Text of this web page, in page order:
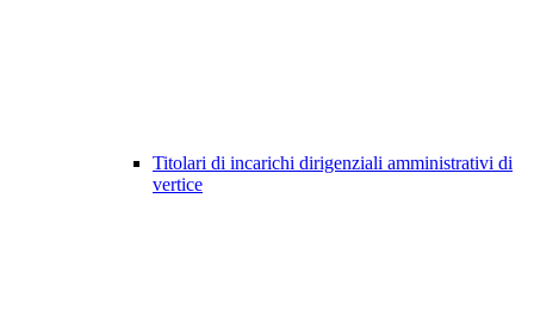
Titolari di incarichi dirigenziali amministrativi di
vertice